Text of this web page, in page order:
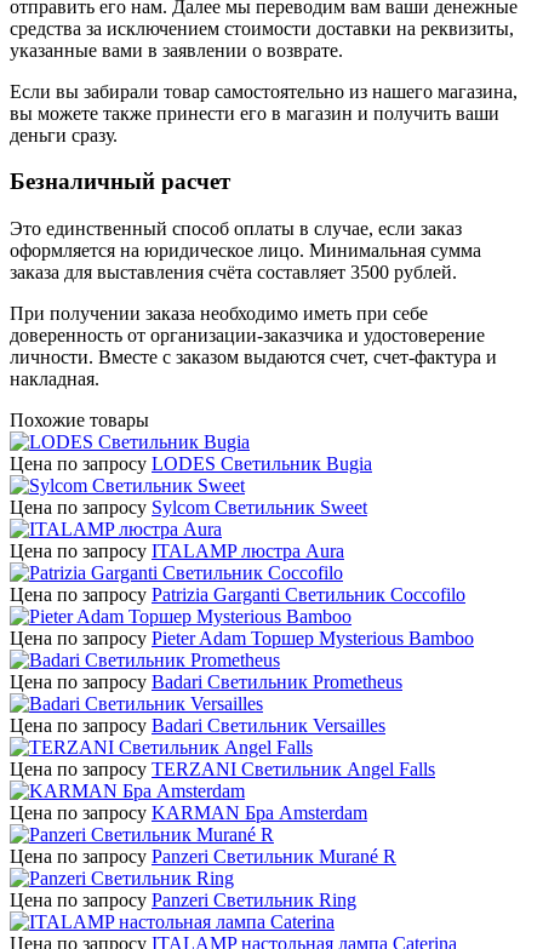
отправить его нам. Далее мы переводим вам ваши денежные
средства за исключением стоимости доставки на реквизиты,
указанные вами в заявлении о возврате.
Если вы забирали товар самостоятельно из нашего магазина,
вы можете также принести его в магазин и получить ваши
деньги сразу.
Безналичный расчет
Это единственный способ оплаты в случае, если заказ
оформляется на юридическое лицо. Минимальная сумма
заказа для выставления счёта составляет 3500 рублей.
При получении заказа необходимо иметь при себе
доверенность от организации-заказчика и удостоверение
личности. Вместе с заказом выдаются счет, счет-фактура и
накладная.
Похожие товары
Цена по запросу LODES Светильник Bugia
Цена по запросу Sylcom Светильник Sweet
Цена по запросу ITALAMP люстра Aura
Цена по запросу Patrizia Garganti Светильник Coccofilo
Цена по запросу Pieter Adam Торшер Mysterious Bamboo
Цена по запросу Badari Светильник Prometheus
Цена по запросу Badari Светильник Versailles
Цена по запросу TERZANI Светильник Angel Falls
Цена по запросу KARMAN Бра Amsterdam
Цена по запросу Panzeri Светильник Murané R
Цена по запросу Panzeri Светильник Ring
Цена по запросу ITALAMP настольная лампа Caterina